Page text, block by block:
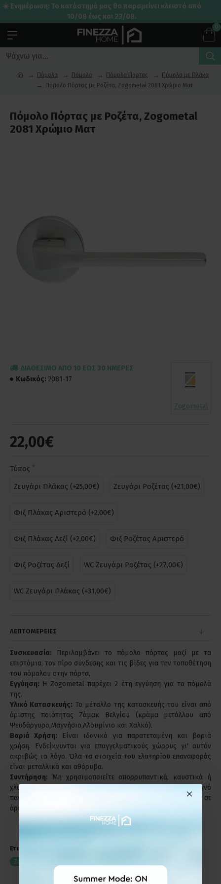
☀️ Ενημέρωση: Το κατάστημά μας θα παραμείνει κλειστό από
10/08 έως και 23/08.
0
Πόμολα Πόμολα Πόμολα Πόρτας
Πόμολα με Πλάκα
Πόμολο Πόρτας με Ροζέτα, Zogometal 2081 Χρώμιο Ματ
Πόμολο Πόρτας με Ροζέτα, Zogometal
2081 Χρώμιο Ματ
22,00€
ΔΙΑΘΈΣΙΜΟ ΑΠΌ 10 ΈΩΣ 30 ΗΜΈΡΕΣ
Κωδικός: 2081-17
Zogometal
Τύπος
Ζευγάρι Πλάκας (+25,00€)
Ζευγάρι Ροζέτας (+21,00€)
Φιξ Πλάκας Αριστερό (+2,00€)
Φιξ Πλάκας Δεξί (+2,00€) Φιξ Ροζέτας Αριστερό
Φιξ Ροζέτας Δεξί WC Ζευγάρι Ροζέτας (+27,00€)
WC Ζευγάρι Πλάκας (+31,00€)
ΛΕΠΤΟΜΕΡΕΙΕΣ
Συσκευασία: Περιλαμβάνει το πόμολο πόρτας μαζί με τα
επιστόμια, τον πίρο σύνδεσης και τις βίδες για την τοποθέτηση
του πόμολου στην πόρτα.
Εγγύηση: Η Zogometal παρέχει 2 έτη εγγύηση για τα πόμολά
της.
Υλικό Κατασκευής: Το μέταλλο της κατασκευής του είναι από
άριστης ποιότητας Ζάμακ Βελγίου (κράμα μετάλλου από
Ψευδάργυρο,Μαγνήσιο,Αλουμίνιο και Χαλκό).
Βαριά Χρήση: Είναι ιδανικά για παρατεταμένη και βαριά
χρήση. Ενδείκνυνται για επαγγελματικούς χώρους γι' αυτόν
ακριβώς το λόγο. Όλα τα στοιχεία του ελατηρίου επαναφοράς
είναι μεταλλικά και αθόρυβα.
Συντήρηση: Μη χρησιμοποιείτε απορρυπαντικά, καυστικά ή
χλωριούχα υγρά για τον καθαρισμό των προϊόντων. Στεγνό
πανί ή σκέτο νερό, είναι αρκετά για να παραμείνει το προϊόν σε
άριστη κατάσταση.
Ετικέτες:
Zogometal 2081 Χρώμιο Ματ